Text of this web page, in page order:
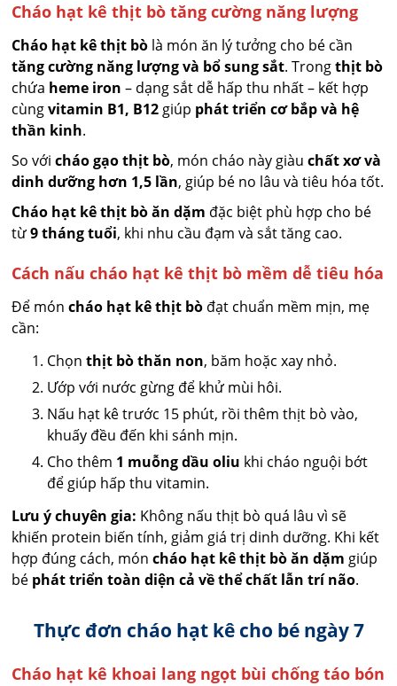
Cháo hạt kê thịt bò tăng cường năng lượng
Cháo hạt kê thịt bò là món ăn lý tưởng cho bé cần
tăng cường năng lượng và bổ sung sắt. Trongthịt bò
chứa heme iron – dạng sắt dễ hấp thu nhất – kết hợp
cùngvitamin B1, B12 giúp phát triển cơ bắp và hệ
thần kinh.
So vớicháo gạo thịt bò, món cháo này giàuchất xơ và
dinh dưỡng hơn 1,5 lần, giúp bé no lâu và tiêu hóa tốt.
Cháo hạt kê thịt bò ăn dặm đặc biệt phù hợp cho bé
từ9 tháng tuổi, khi nhu cầu đạm và sắt tăng cao.
Cách nấu cháo hạt kê thịt bò mềm dễ tiêu hóa
Để móncháo hạt kê thịt bò đạt chuẩn mềm mịn, mẹ
cần:
Chọnthịt bò thăn non, băm hoặc xay nhỏ.
Ướp với nước gừng để khử mùi hôi.
Nấu hạt kê trước 15 phút, rồi thêm thịt bò vào,
khuấy đều đến khi sánh mịn.
Cho thêm 1 muỗng dầu oliu khi cháo nguội bớt
để giúp hấp thu vitamin.
Lưu ý chuyên gia: Không nấu thịt bò quá lâu vì sẽ
khiến protein biến tính, giảm giá trị dinh dưỡng. Khi kết
hợp đúng cách, móncháo hạt kê thịt bò ăn dặm giúp
bé phát triển toàn diện cả về thể chất lẫn trí não.
Thực đơn cháo hạt kê cho bé ngày 7
Cháo hạt kê khoai lang ngọt bùi chống táo bón